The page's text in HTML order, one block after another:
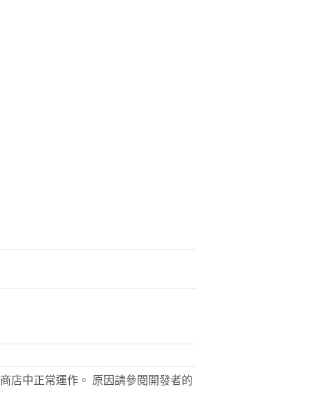
店中正常運作。 原因請參閱開發者的